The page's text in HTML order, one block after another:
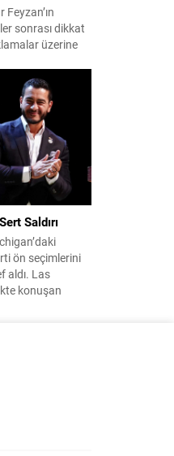
sonrası dikkat
üzerine
hakaret’
Özkök,
giderek
ardından
sözleri
Saldırı
ön seçimlerini
aldı. Las
konuşan